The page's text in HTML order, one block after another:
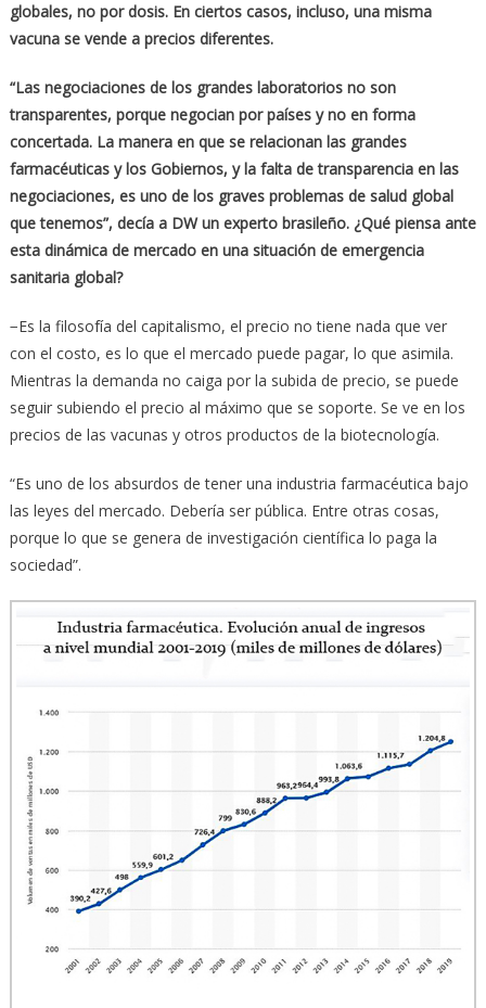
globales, no por dosis. En ciertos casos, incluso, una misma
vacuna se vende a precios diferentes.
“Las negociaciones de los grandes laboratorios no son
transparentes, porque negocian por países y no en forma
concertada. La manera en que se relacionan las grandes
farmacéuticas y los Gobiernos, y la falta de transparencia en las
negociaciones, es uno de los graves problemas de salud global
que tenemos”, decía a DW un experto brasileño. ¿Quépiensa ante
esta dinámica de mercado en una situación de emergencia
sanitaria global?
−Es la filosofía del capitalismo, el precio no tiene nada que ver
con el costo, es lo que el mercado puede pagar, lo que asimila.
Mientras la demanda no caiga por la subida de precio, se puede
seguir subiendo el precio al máximo que se soporte. Se ve en los
precios de las vacunas y otros productos de la biotecnología.
“Es uno de los absurdos de tener una industria farmacéutica bajo
las leyes del mercado. Debería ser pública. Entre otras cosas,
porque lo que se genera de investigación científica lo paga la
sociedad”.